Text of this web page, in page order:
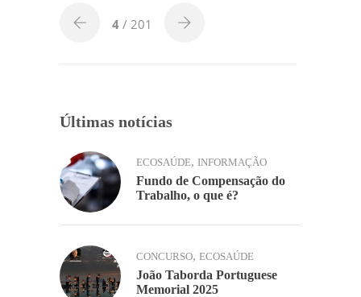
p
4 / 201
Últimas notícias
ECOSAÚDE, INFORMAÇÃO
Fundo de Compensação do
Trabalho, o que é?
CONCURSO, ECOSAÚDE
João Taborda Portuguese
Memorial 2025